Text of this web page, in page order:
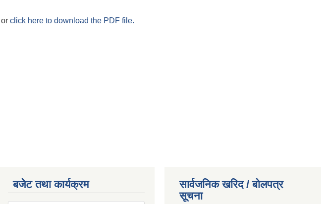
or click here to download the PDF file.
बजेट तथा कार्यक्रम
सार्वजनिक खरिद / बोलपत्र
सूचना